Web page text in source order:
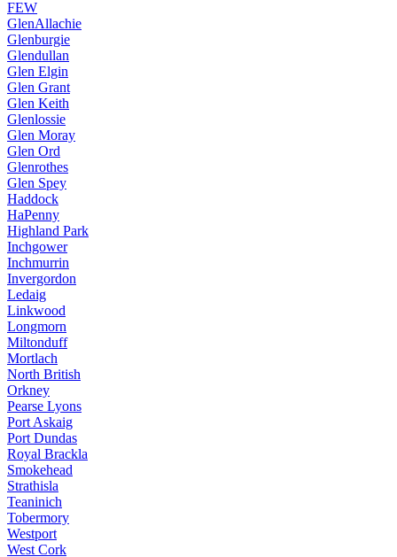
FEW
GlenAllachie
Glenburgie
Glendullan
Glen Elgin
Glen Grant
Glen Keith
Glenlossie
Glen Moray
Glen Ord
Glenrothes
Glen Spey
Haddock
HaPenny
Highland Park
Inchgower
Inchmurrin
Invergordon
Ledaig
Linkwood
Longmorn
Miltonduff
Mortlach
North British
Orkney
Pearse Lyons
Port Askaig
Port Dundas
Royal Brackla
Smokehead
Strathisla
Teaninich
Tobermory
Westport
West Cork